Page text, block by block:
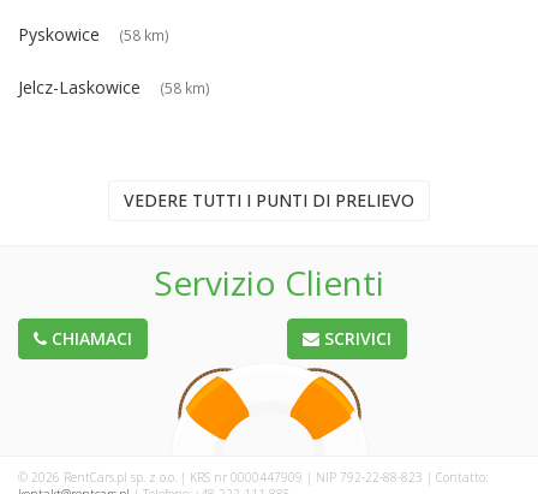
Pyskowice (58 km)
Jelcz-Laskowice (58 km)
VEDERE TUTTI I PUNTI DI PRELIEVO
Servizio Clienti
CHIAMACI SCRIVICI
© 2026 RentCars.pl sp. z o.o. | KRS nr 0000447909 | NIP 792-22-88-823 | Contatto: